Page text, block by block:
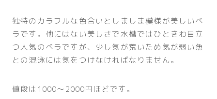
独特のカラフルな色合いとしましま模様が美しいベ
ラです。他にはない美しさで水槽ではひときわ目立
つ人気のベラですが、少し気が荒いため気が弱い魚
との混泳には気をつけなければなりません。
値段は1000～2000円ほどです。